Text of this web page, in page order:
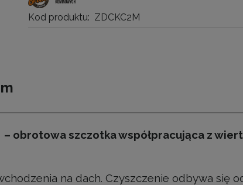
Kod produktu: ZDCKC2M
– obrotowa szczotka współpracująca z
na dach. Czyszczenie odbywa się